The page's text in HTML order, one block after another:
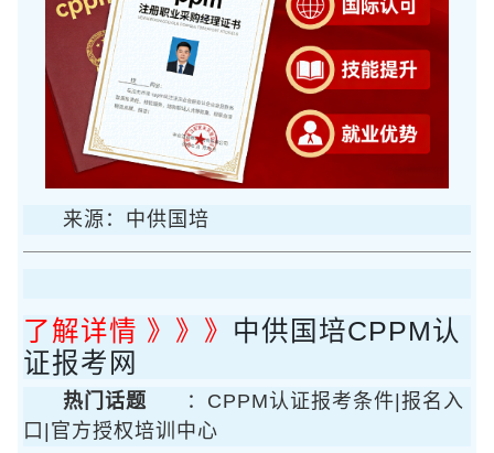
来源：中供国培
了解详情 》》》 中供国培CPPM认
证报考网
热门话题
：CPPM认证报考条件|报名入
口|官方授权培训中心